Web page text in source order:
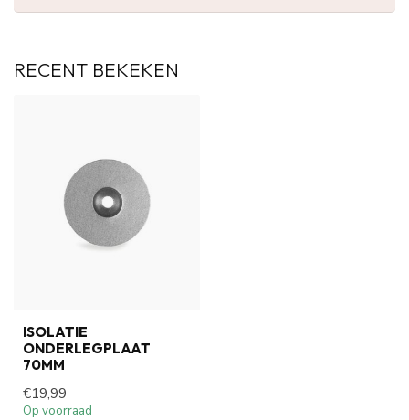
RECENT BEKEKEN
ISOLATIE
ONDERLEGPLAAT
70MM
€19,99
Op voorraad